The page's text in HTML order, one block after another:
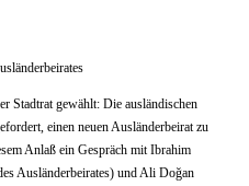
Stadtrat gewählt: Die ausländischen
einen neuen Ausländerbeirat zu
Anlaß ein Gespräch mit Ibrahim
Ausländerbeirates) und Ali Doğan